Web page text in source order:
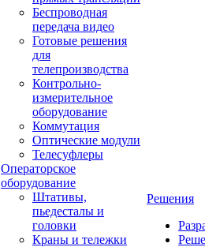
Беспроводная
передача видео
Готовые решения
для
телепроизводства
Контрольно-
измерительное
оборудование
Коммутация
Оптические модули
Телесуфлеры
Операторское
оборудование
Штативы,
пьедесталы и
головки
Краны и тележки
Решения